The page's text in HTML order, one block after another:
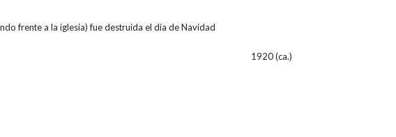
frente a la iglesia) fue destruida el día de Navidad
1920 (ca.)